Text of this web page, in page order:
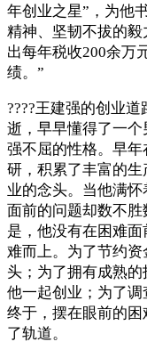
年创业之星”，为他
精神、坚韧不拔的
出每年税收200余万
绩。”
????王建强的创业
逝，早早懂得了一
强不屈的性格。早
研，积累了丰富的
业的念头。当他满
面前的问题却数不
是，他没有在困难
难而上。为了节约
头；为了拥有成熟
他一起创业；为了
终于，摆在眼前的
了轨道。